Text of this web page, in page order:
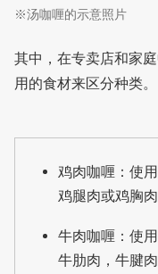
※汤咖喱的示意照片
其中，在专卖店和家
用的食材来区分种类。
鸡肉咖喱：使
鸡腿肉或鸡胸肉
牛肉咖喱：使
牛肋肉，牛腱